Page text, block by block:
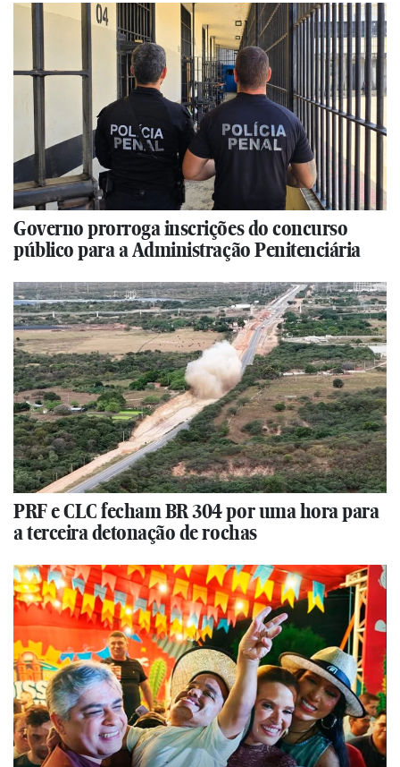
Governo prorroga inscrições do concurso
público para a Administração Penitenciária
PRF e CLC fecham BR 304 por uma hora para
a terceira detonação de rochas